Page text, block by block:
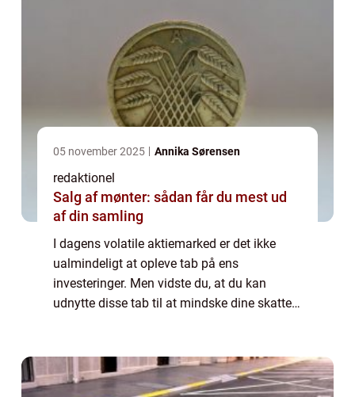
05 november 2025 Annika Sørensen
redaktionel
Salg af mønter: sådan får du mest ud
af din samling
I dagens volatile aktiemarked er det ikke
ualmindeligt at opleve tab på ens
investeringer. Men vidste du, at du kan
udnytte disse tab til at mindske dine skatter?